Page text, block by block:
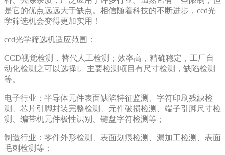
是它的优点远远大于缺点。相信随着科技的不断进步，ccd光
学筛选机会变得更加实用！
ccd光学筛选机适应范围：
CCD视觉检测，替代人工检测；效率高，精确稳定，工厂自
动化检测之可以选择]。主要检测项目有尺寸检测，缺陷检测
等。
电子行业：半导体元件表面缺陷特征监测、字符印刷残缺检
测、芯片引脚封装完整检测、元件破损检测、端子引脚尺寸检
测、编带机元件极性识别、键盘字符检测等；
制造行业：零件外形检测、表面划痕检测、漏加工检测、表面
毛刺检测等；